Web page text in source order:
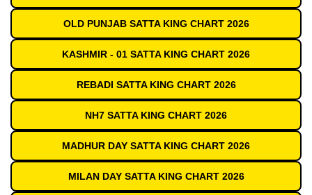
OLD PUNJAB SATTA KING CHART 2026
KASHMIR - 01 SATTA KING CHART 2026
REBADI SATTA KING CHART 2026
NH7 SATTA KING CHART 2026
MADHUR DAY SATTA KING CHART 2026
MILAN DAY SATTA KING CHART 2026